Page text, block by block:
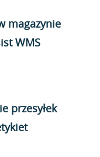
magazynie
WMS
przesyłek